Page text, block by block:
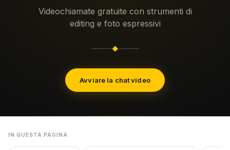
Videochiamate gratuite con strumenti di
editing e foto espressivi
◆
Avviare la chat video
IN QUESTA PAGINA